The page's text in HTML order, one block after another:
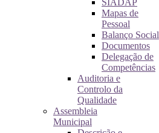
SIADAP
Mapas de
Pessoal
Balanço Social
Documentos
Delegação de
Competências
Auditoria e
Controlo da
Qualidade
Assembleia
Municipal